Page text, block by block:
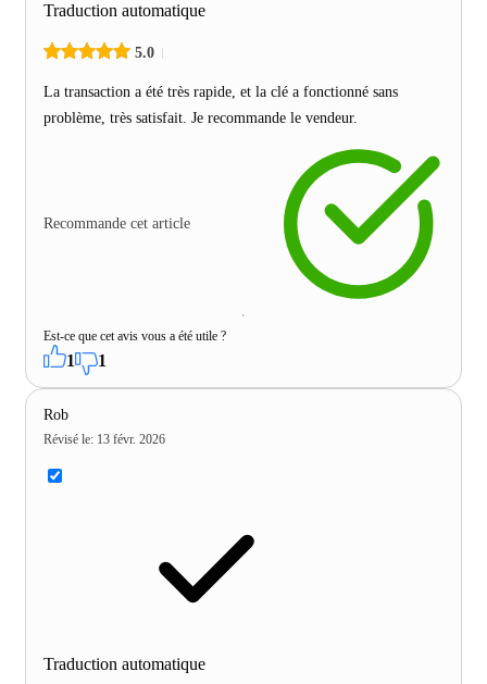
Traduction automatique
5.0
La transaction a été très rapide, et la clé a fonctionné sans
problème, très satisfait. Je recommande le vendeur.
Recommande cet article
Est-ce que cet avis vous a été utile ?
1 1
Rob
Révisé le: 13 févr. 2026
Traduction automatique